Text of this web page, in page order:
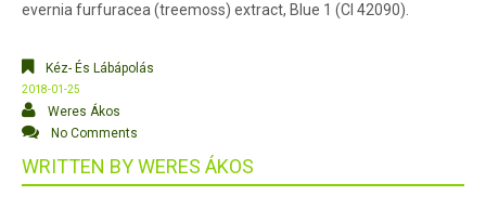
evernia furfuracea (treemoss) extract, Blue 1 (CI 42090).
Kéz- És Lábápolás
2018-01-25
Weres Ákos
No Comments
WRITTEN BYWERES ÁKOS